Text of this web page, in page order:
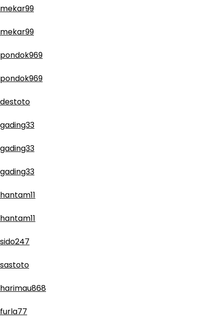
mekar99
mekar99
pondok969
pondok969
destoto
gading33
gading33
gading33
hantam11
hantam11
sido247
sastoto
harimau868
furla77